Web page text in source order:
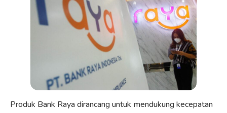
Produk Bank Raya dirancang untuk mendukung kecepatan